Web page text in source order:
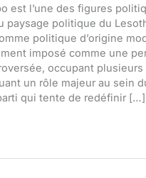
est l’une des figures
paysage politique du
politique d’origine
imposé comme une
occupant plusieurs
un rôle majeur au sein
qui tente de redéfinir […]